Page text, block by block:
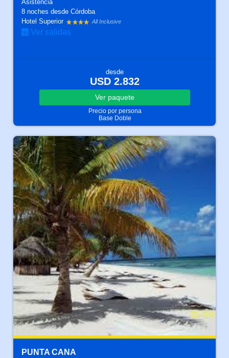
Asistencia
8 nochesdesde Córdoba
Hotel Superior
All Inclusive
Ver salidas
desde
USD 2.832
Ver paquete
Precio por persona
Base Doble
PUNTA CANA